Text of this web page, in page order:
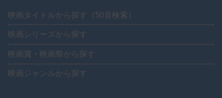
映画タイトルから探す（50音検索）
映画シリーズから探す
映画賞・映画祭から探す
映画ジャンルから探す